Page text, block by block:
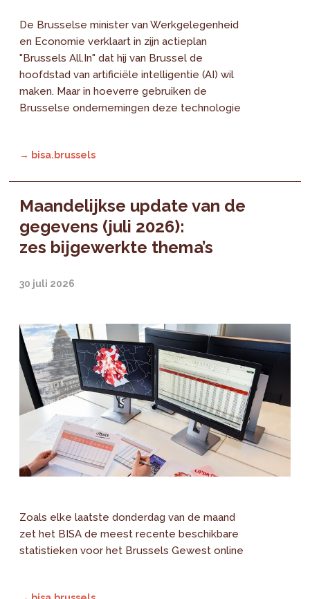
De Brusselse minister van Werkgelegenheid
en Economie verklaart in zijn actieplan
"Brussels All.In" dat hij van Brussel de
hoofdstad van artificiële intelligentie (AI) wil
maken. Maar in hoeverre gebruiken de
Brusselse ondernemingen deze technologie
→ bisa.brussels
Maandelijkse update van de
gegevens (juli 2026):
zes bijgewerkte thema’s
30 juli 2026
Zoals elke laatste donderdag van de maand
zet het BISA de meest recente beschikbare
statistieken voor het Brussels Gewest online